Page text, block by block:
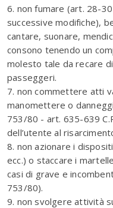
6. non fumare (art. 28-
successive modifiche),
cantare, suonare,
consono tenendo un
molesto tale da recare
passeggeri.
7. non commettere atti
manomettere o
753/80 - art. 635-639
dell’utente al
8. non azionare i
ecc.) o staccare i
casi di grave e
753/80).
9. non svolgere attività